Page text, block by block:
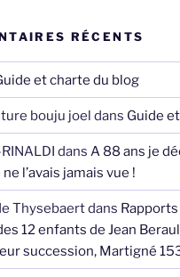
RÉCENTS
et charte du blog
bouju joel dans Guide
dans A 88 ans je
l’avais jamais vue !
Thysebaertdans
12 enfants de Jean
succession, Martigné